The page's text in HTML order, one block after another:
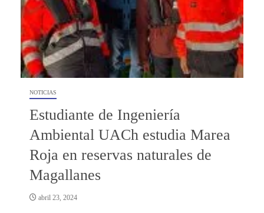
NOTICIAS
Estudiante de Ingeniería
Ambiental UACh estudia Marea
Roja en reservas naturales de
Magallanes
abril 23, 2024